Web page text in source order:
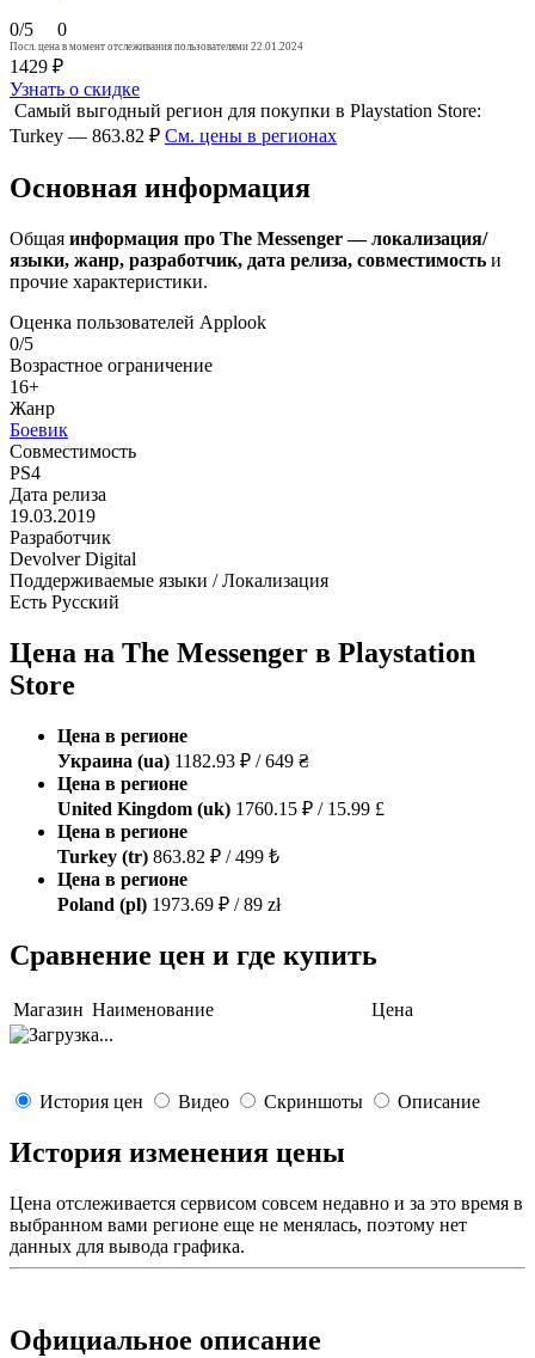
0/5 0
Посл. цена в момент отслеживания пользователями 22.01.2024
1429 ₽
Узнать о скидке
Самый выгодный регион для покупки в Playstation Store:
Turkey — 863.82 ₽ См. цены в регионах
Основная информация
Общая информация про The Messenger — локализация/
языки, жанр, разработчик, дата релиза, совместимость и
прочие характеристики.
Оценка пользователей Applook
0/5
Возрастное ограничение
16+
Жанр
Боевик
Совместимость
PS4
Дата релиза
19.03.2019
Разработчик
Devolver Digital
Поддерживаемые языки / Локализация
Есть Русский
Цена на The Messenger в Playstation
Store
Цена в регионе
Украина (ua) 1182.93 ₽ / 649 ₴
Цена в регионе
United Kingdom (uk) 1760.15 ₽ / 15.99 £
Цена в регионе
Turkey (tr) 863.82 ₽ / 499 ₺
Цена в регионе
Poland (pl) 1973.69 ₽ / 89 zł
Сравнение цен и где купить
Магазин Наименование Цена
История цен Видео Скриншоты Описание
История изменения цены
Цена отслеживается сервисом совсем недавно и за это время в
выбранном вами регионе еще не менялась, поэтому нет
данных для вывода графика.
Официальное описание